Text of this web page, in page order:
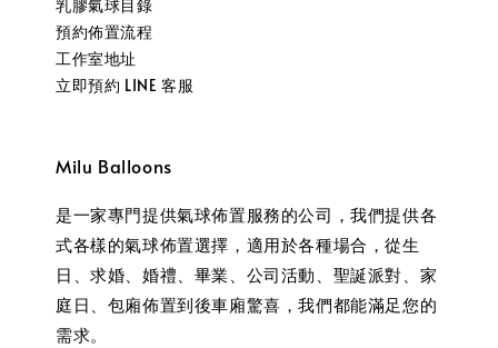
乳膠氣球目錄
預約佈置流程
工作室地址
立即預約 LINE 客服
Milu Balloons
是一家專門提供氣球佈置服務的公司，我們提供各
式各樣的氣球佈置選擇，適用於各種場合，從生
日、求婚、婚禮、畢業、公司活動、聖誕派對、家
庭日、包廂佈置到後車廂驚喜，我們都能滿足您的
需求。